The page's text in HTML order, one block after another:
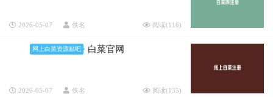
2026-05-07 佚名 阅读(116)
网上白菜资源贴吧 白菜官网
2026-05-07 佚名 阅读(135)